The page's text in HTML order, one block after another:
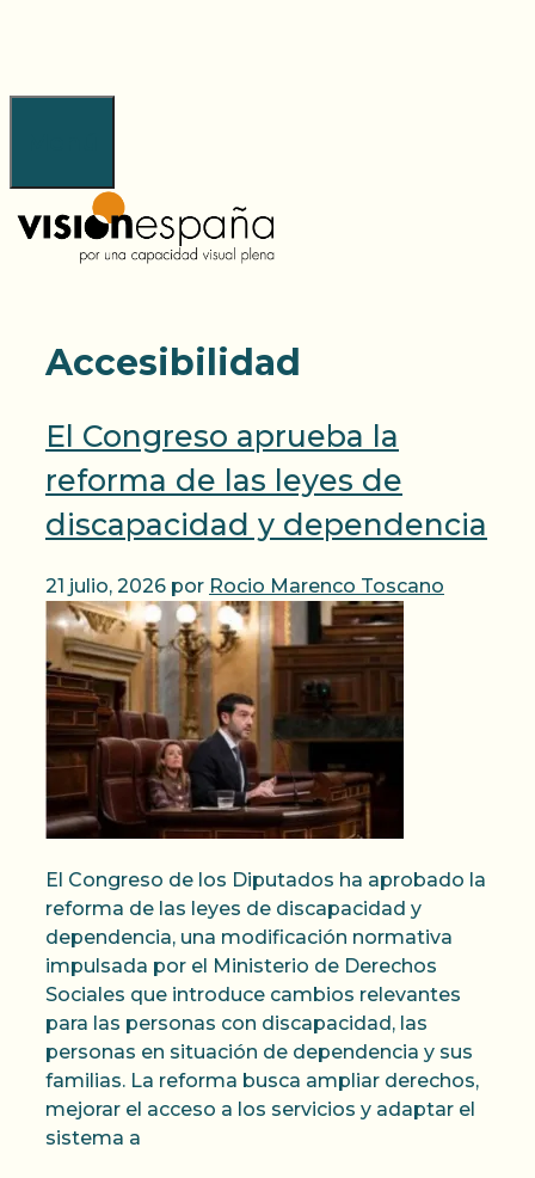
Accesibilidad
El Congreso aprueba la
reforma de las leyes de
discapacidad y dependencia
21 julio, 2026 por Rocio Marenco Toscano
El Congreso de los Diputados ha aprobado la
reforma de las leyes de discapacidad y
dependencia, una modificación normativa
impulsada por el Ministerio de Derechos
Sociales que introduce cambios relevantes
para las personas con discapacidad, las
personas en situación de dependencia y sus
familias. La reforma busca ampliar derechos,
mejorar el acceso a los servicios y adaptar el
sistema a